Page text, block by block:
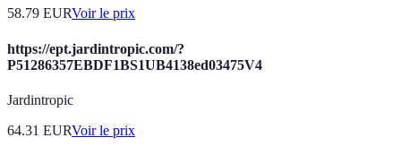
58.79 EURVoir le prix
https://ept.jardintropic.com/?
P51286357EBDF1BS1UB4138ed03475V4
Jardintropic
64.31 EURVoir le prix